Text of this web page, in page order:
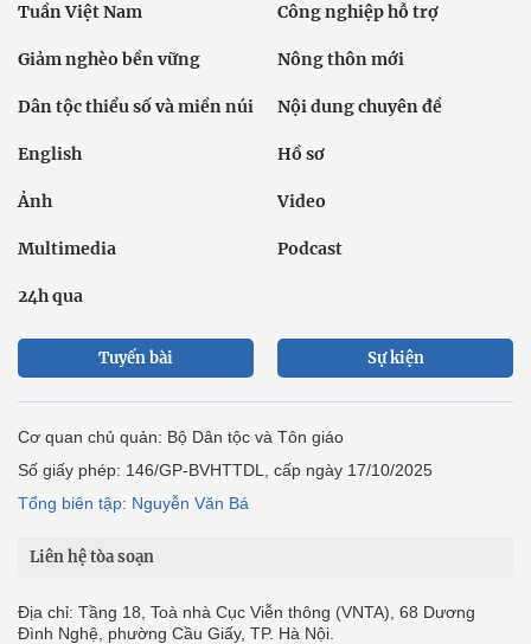
Tuần Việt Nam Công nghiệp hỗ trợ
Giảm nghèo bền vững Nông thôn mới
Dân tộc thiểu số và miền núi Nội dung chuyên đề
English Hồ sơ
Ảnh Video
Multimedia Podcast
24h qua
Tuyến bài Sự kiện
Cơ quan chủ quản: Bộ Dân tộc và Tôn giáo
Số giấy phép: 146/GP-BVHTTDL, cấp ngày 17/10/2025
Tổng biên tập: Nguyễn Văn Bá
Liên hệ tòa soạn
Địa chỉ: Tầng 18, Toà nhà Cục Viễn thông (VNTA), 68 Dương
Đình Nghệ, phường Cầu Giấy, TP. Hà Nội.